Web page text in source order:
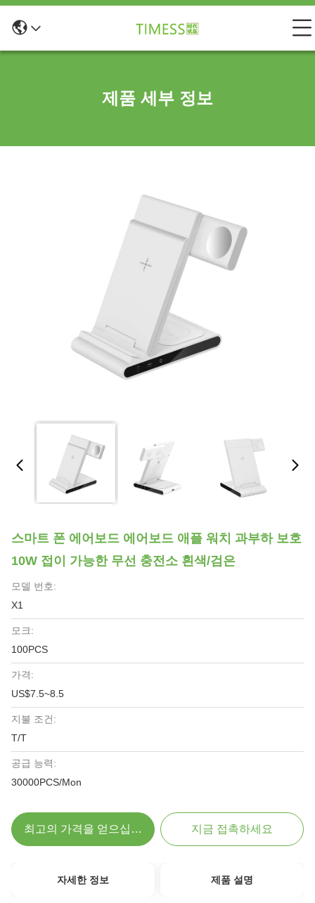
제품 세부 정보
스마트 폰 에어보드 에어보드 애플 워치 과부하 보호
10W 접이 가능한 무선 충전소 흰색/검은
모델 번호:
X1
모크:
100PCS
가격:
US$7.5~8.5
지불 조건:
T/T
공급 능력:
30000PCS/Mon
최고의 가격을 얻으십시오 지금 접촉하세요
자세한 정보 제품 설명